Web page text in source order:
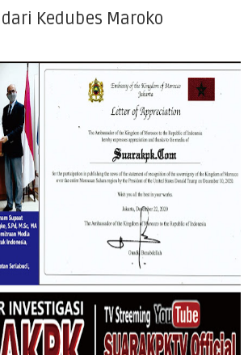
Kedubes Maroko